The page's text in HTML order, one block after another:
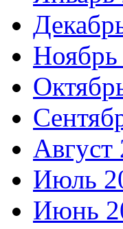
Август
Июль
Июнь